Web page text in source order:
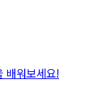
배워보세요!